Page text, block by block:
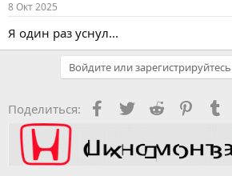
8 Окт 2025
Я один раз уснул...
Войдите или
Поделиться: Facebook
TwitterReddit